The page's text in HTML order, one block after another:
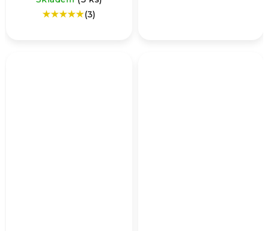
Průměrné(3)